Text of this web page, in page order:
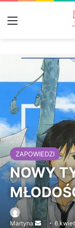
ZAPOWIEDZI
NOWY
Martyna
Send6